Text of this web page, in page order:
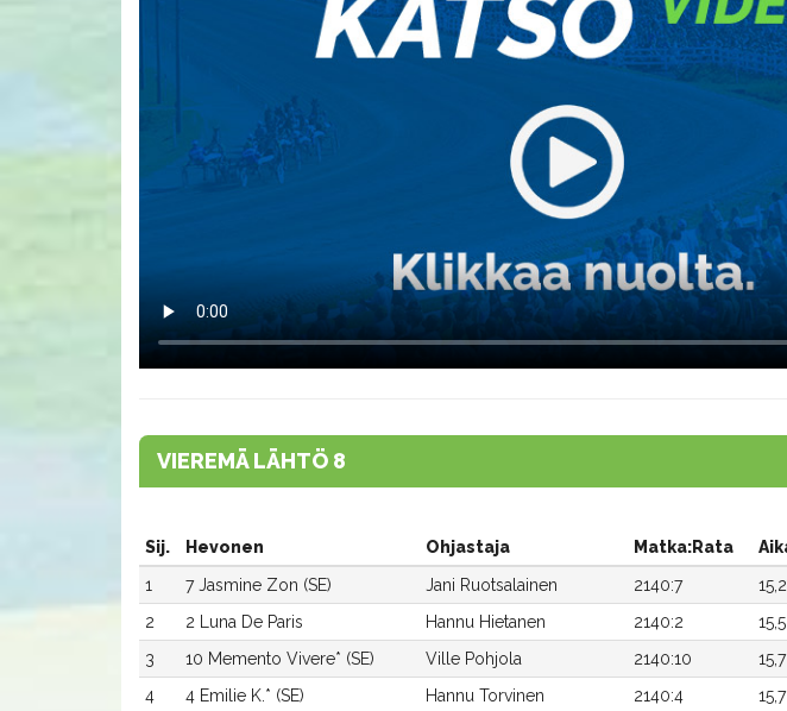
VIEREMÄ LÄHTÖ 8
Sij. Hevonen Ohjastaja Matka:Rata
1
7 Jasmine Zon (SE) Jani Ruotsalainen 2140:7 15,2
2
2 Luna De Paris Hannu Hietanen 2140:2 15,5
3
10 Memento Vivere* (SE) Ville Pohjola 2140:10 15,7
4
4 Emilie K.* (SE) Hannu Torvinen 2140:4 15,7